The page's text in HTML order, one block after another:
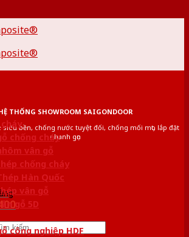
THỐNG SHOWROOM SAIGONDOOR
siêu bền, chống nước tuyệt đối, chống mối mọt, lắp đặt
nhanh gọn
chống cháy
vân gỗ
chống cháy
Hàn Quốc
vân gỗ
gỗ 5D
công nghiệp HDF